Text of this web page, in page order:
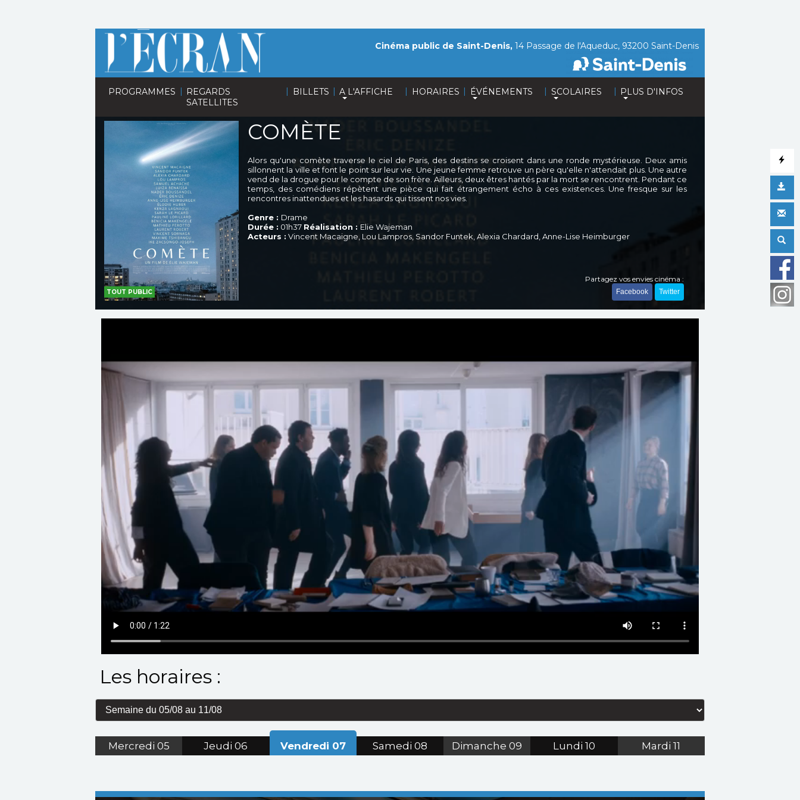
PROGRAMMES | REGARDS
SATELLITES
| BILLETS | A L'AFFICHE | HORAIRES | ÉVÉNEMENTS | SCOLAIRES | PLUS D'INFOS
Cinéma public de Saint-Denis, 14 Passage de l'Aqueduc, 93200 Saint-Denis
TOUT PUBLIC
COMÈTE
Alors qu'une comète traverse le ciel de Paris, des destins se croisent dans une ronde mystérieuse. Deux amis
sillonnent la ville et font le point sur leur vie. Une jeune femme retrouve un père qu'elle n'attendait plus. Une autre
vend de la drogue pour le compte de son frère. Ailleurs, deux êtres hantés par la mort se rencontrent. Pendant ce
temps, des comédiens répètent une pièce qui fait étrangement écho à ces existences. Une fresque sur les
rencontres inattendues et les hasards qui tissent nos vies.
Genre : Drame
Durée : 01h37 Réalisation : Elie Wajeman
Acteurs : Vincent Macaigne, Lou Lampros, Sandor Funtek, Alexia Chardard, Anne-Lise Heimburger
Partagez vos envies cinéma :
Facebook Twitter
Les horaires :
Mercredi 05 Jeudi 06 Vendredi 07 Samedi 08 Dimanche 09 Lundi 10 Mardi 11